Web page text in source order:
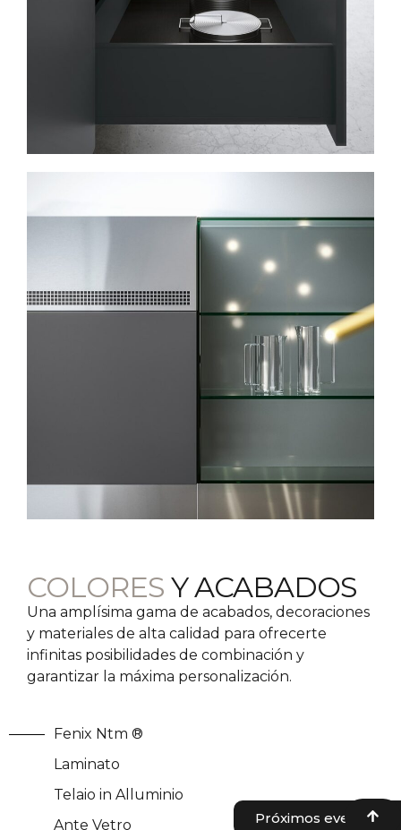
COLORES Y ACABADOS
Una amplísima gama de acabados, decoraciones
y materiales de alta calidad para ofrecerte
infinitas posibilidades de combinación y
garantizar la máxima personalización.
Fenix Ntm ®
Laminato
Telaio in Alluminio
Ante Vetro
Próximos eventos